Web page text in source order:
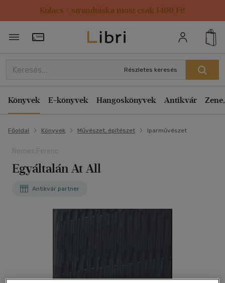
Kulacs / strandtáska most csak 1499 Ft!
Törzsvásárlói Kártya adatai
Részletes keresés
Könyvek E-könyvek Hangoskönyvek Antikvár
Főoldal Könyvek Művészet, építészet Iparművészet
Egyáltalán At All
Antikvár partner